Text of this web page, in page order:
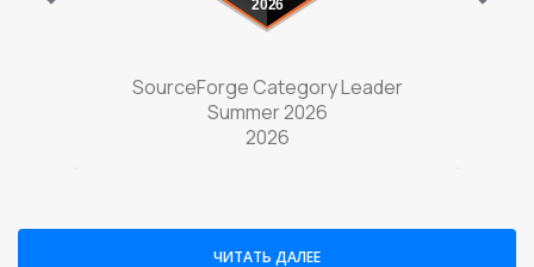
SourceForge Category Leader
Summer 2026
2026
ЧИТАТЬ ДАЛЕЕ